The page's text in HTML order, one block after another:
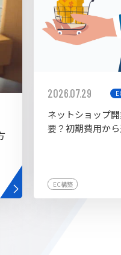
2026.07.29
ネットショップ
要？初期費用か
EC構築